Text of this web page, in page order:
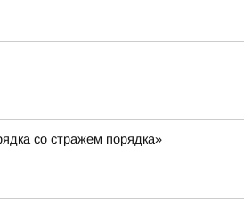
со стражем порядка»